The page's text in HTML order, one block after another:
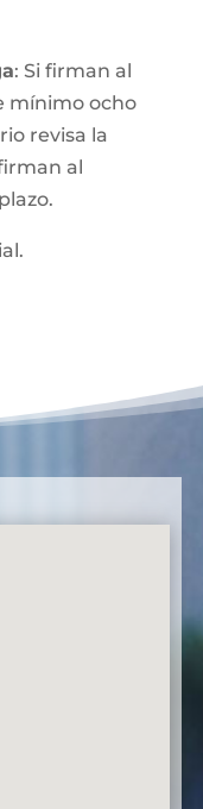
: Si firman al
mínimo ocho
revisa la
al